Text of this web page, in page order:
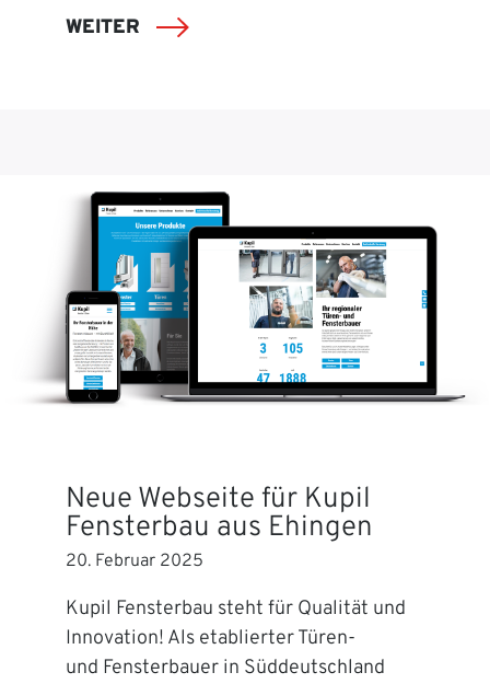
WEITER
Neue Webseite für Kupil
Fensterbau aus Ehingen
20. Februar 2025
Kupil Fensterbau steht für Qualität und
Innovation! Als etablierter Türen-
und Fensterbauer in Süddeutschland